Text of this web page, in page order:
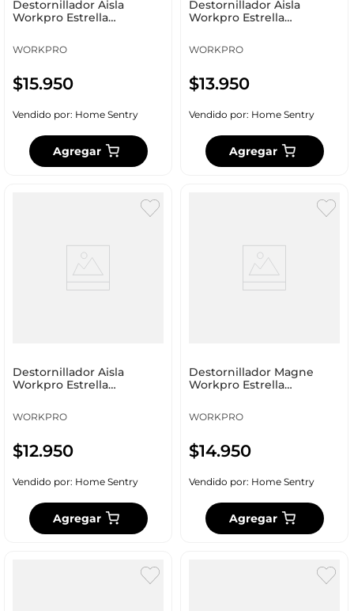
Destornillador Aisla
Workpro Estrella
WORKPRO
$15.950
Vendido por: Home Sentry
Agregar
Destornillador Aisla
Workpro Estrella
WORKPRO
$13.950
Vendido por: Home Sentry
Agregar
Destornillador Aisla
Workpro Estrella
WORKPRO
$12.950
Vendido por: Home Sentry
Agregar
Destornillador Magne
Workpro Estrella
WORKPRO
$14.950
Vendido por: Home Sentry
Agregar